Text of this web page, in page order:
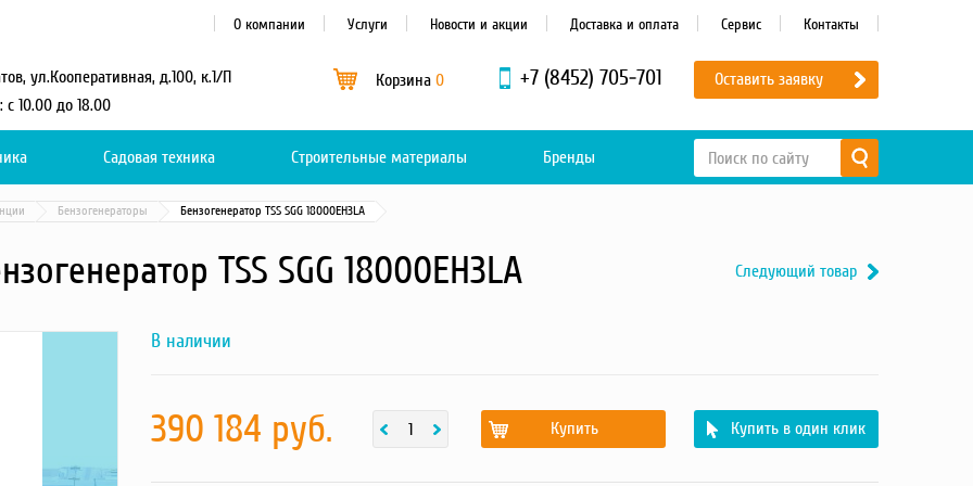
ул.Кооперативная, д.100, к.1/П
с 10.00 до 18.00
Корзина 0 +7 (8452) 705-701 Оставить заявку
О компании Услуги Новости и акции Доставка и оплата Сервис Контакты
Каталог 0
Садовая техника Строительные материалы Бренды
Бензогенераторы Бензогенератор TSS SGG 18000EH3LA
TSS SGG 18000EH3LA Следующий товар
cc230c2f00a5fe6fcd6f4abb2e16cf74
В наличии
390 184 руб. Купить Купить в один клик